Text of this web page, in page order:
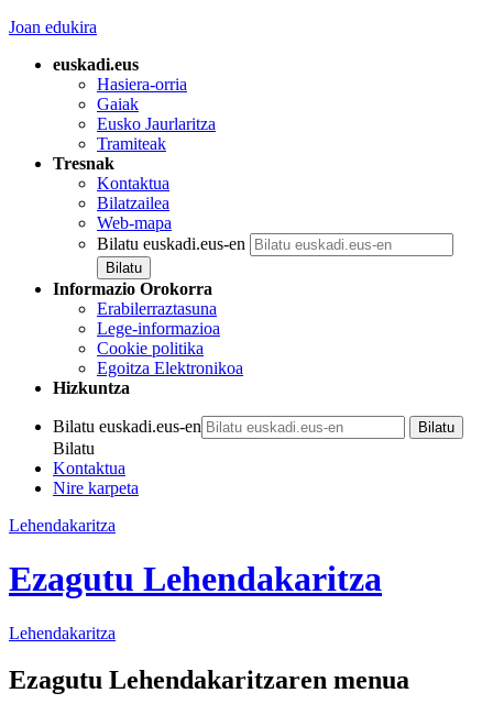
Joan edukira
euskadi.eus
Hasiera-orria
Gaiak
Eusko Jaurlaritza
Tramiteak
Tresnak
Kontaktua
Bilatzailea
Web-mapa
Bilatu euskadi.eus-en
Informazio Orokorra
Erabilerraztasuna
Lege-informazioa
Cookie politika
Egoitza Elektronikoa
Hizkuntza
Bilatu euskadi.eus-en
Bilatu
Kontaktua
Nire karpeta
Lehendakaritza
Ezagutu Lehendakaritza
Lehendakaritza
Ezagutu Lehendakaritzaren menua